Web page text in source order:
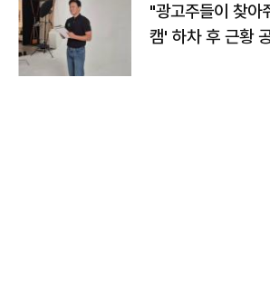
"광고주들이 찾
캠' 하차 후 근황